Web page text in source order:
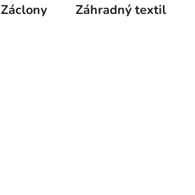
Záclony Záhradný textil